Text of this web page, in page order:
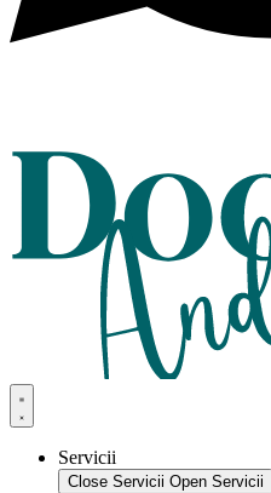
Servicii
Close Servicii Open Servicii